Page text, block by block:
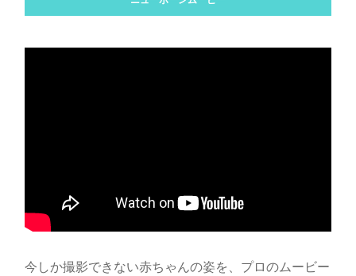
今しか撮影できない赤ちゃんの姿を、プロのムービー